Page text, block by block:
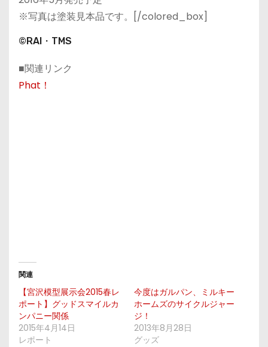
※写真は塗装見本品です。[/colored_box]
©RAI・TMS
■関連リンク
Phat！
関連
【宮沢模型展示会2015春レ
ポート】グッドスマイルカ
ンパニー関係
2015年4月14日
レポート
今度はガルパン、ミルキー
ホームズのサイクルジャー
ジ！
2013年8月28日
グッズ